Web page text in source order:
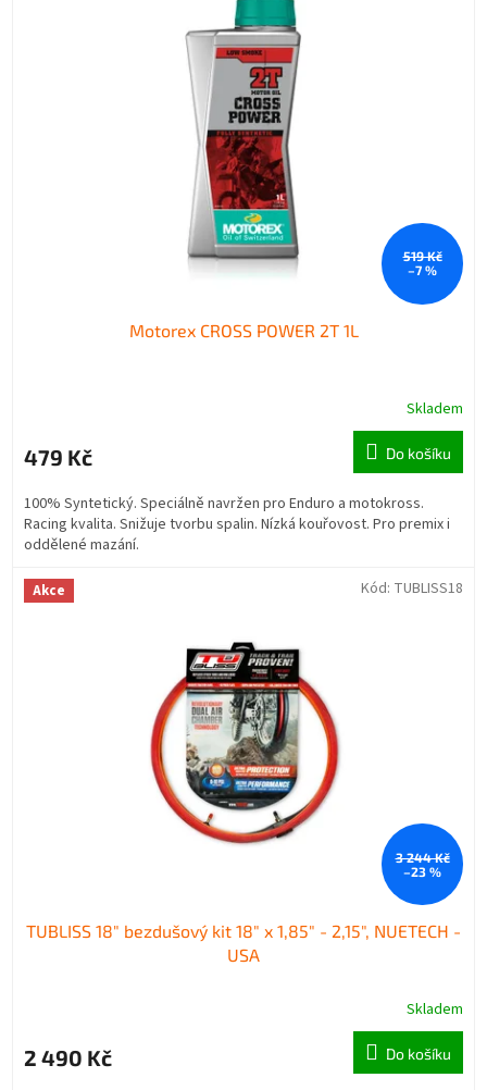
519 Kč
–7 %
Motorex CROSS POWER 2T 1L
Skladem
479 Kč Do košíku
100% Syntetický. Speciálně navržen pro Enduro a motokross.
Racing kvalita. Snižuje tvorbu spalin. Nízká kouřovost. Pro premix i
oddělené mazání.
Akce
3 244 Kč
–23 %
TUBLISS 18" bezdušový kit 18" x 1,85" - 2,15", NUETECH -
USA
Skladem
2 490 Kč Do košíku
Kód: TUBLISS18